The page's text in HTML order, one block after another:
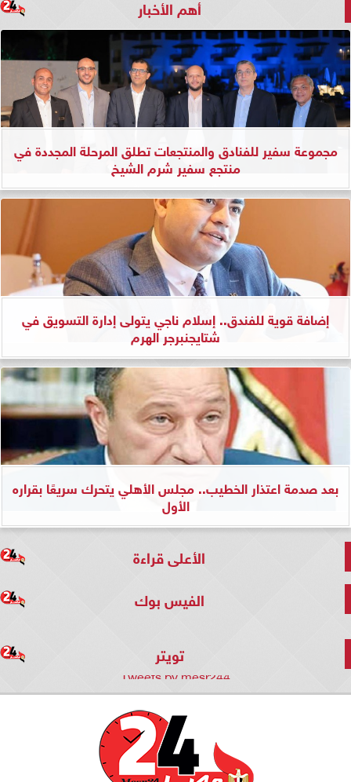
أهم الأخبار
مجموعة سفير للفنادق والمنتجعات تطلق المرحلة المجددة في
منتجع سفير شرم الشيخ
إضافة قوية للفندق.. إسلام ناجي يتولى إدارة التسويق في
شتايجنبرجر الهرم
بعد صدمة اعتذار الخطيب.. مجلس الأهلي يتحرك سريعًا بقراره
الأول
الأعلى قراءة
الفيس بوك
تويتر
Tweets by mesr244